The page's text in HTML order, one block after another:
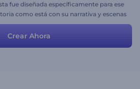
fue diseñada específicamente para ese
como está con su narrativa y escenas
un poco para un enfoque más
Crear Ahora